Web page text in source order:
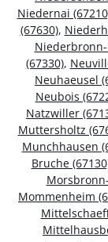
Niedernai
(67630),
Niederbronn-
(67330),
Neuhaeusel
Neubois
Natzwiller
Muttersholtz
Munchhausen
Bruche
Mommenheim